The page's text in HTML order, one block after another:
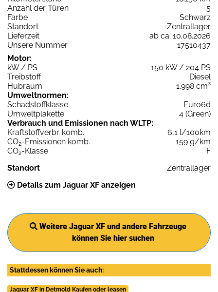
Anzahl der Türen
5
Farbe
Schwarz
Standort
Zentrallager
Lieferzeit
ab ca. 10.08.2026
Unsere Nummer
17510437
Motor:
kW / PS
150 kW / 204 PS
Treibstoff
Diesel
Hubraum
1.998 cm³
Umweltnormen:
Schadstoffklasse
Euro6d
Umweltplakette
4 (Green)
Verbrauch und Emissionen nach WLTP:
Kraftstoffverbr. komb.
6,1 l/100km
CO2-Emissionen komb.
159 g/km
CO2-Klasse
F
Standort
Zentrallager
Details zum Jaguar XF anzeigen
Weitere Jaguar XF und andere Fahrzeuge
können Sie hier suchen
Stattdessen können Sie auch:
Jaguar XF in Detmold Kaufen oder leasen